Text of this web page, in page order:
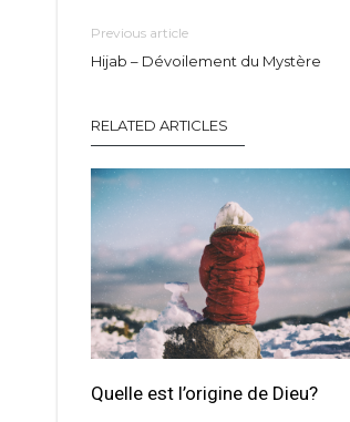
Previous article
Hijab – Dévoilement du Mystère
RELATED ARTICLES
Quelle est l’origine de Dieu?